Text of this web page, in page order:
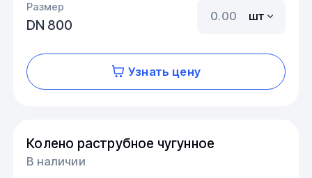
Размер
DN 800
шт
Узнать цену
Колено раструбное чугунное
В наличии